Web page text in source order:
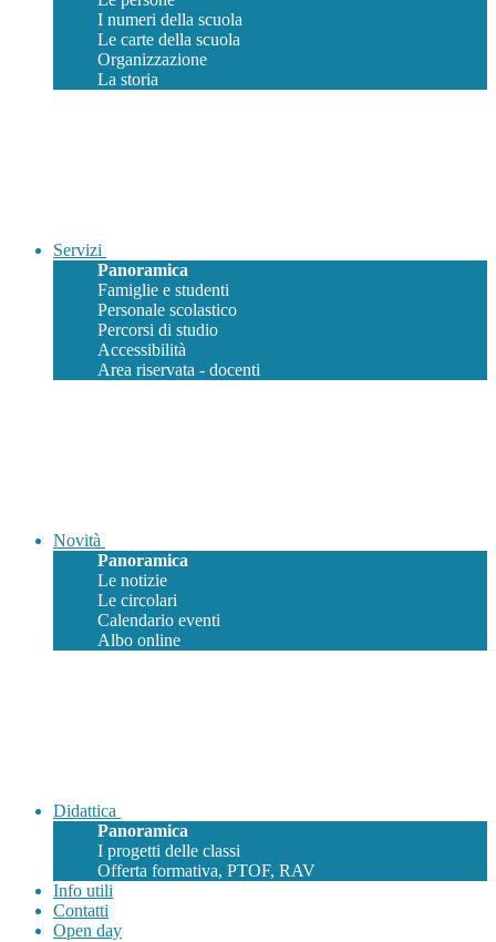
I numeri della scuola
Le carte della scuola
Organizzazione
La storia
Servizi
Panoramica
Famiglie e studenti
Personale scolastico
Percorsi di studio
Accessibilità
Area riservata - docenti
Novità
Panoramica
Le notizie
Le circolari
Calendario eventi
Albo online
Didattica
Panoramica
I progetti delle classi
Offerta formativa, PTOF, RAV
Info utili
Contatti
Open day